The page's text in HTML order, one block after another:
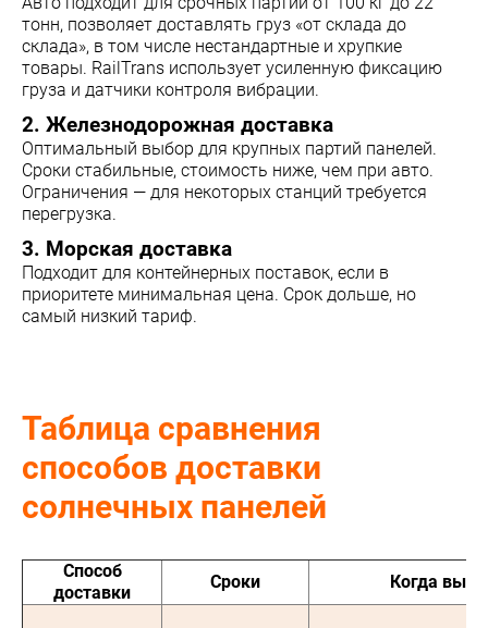
тонн, позволяет доставлять груз «от склада до
склада», в том числе нестандартные и хрупкие
товары. RailTrans использует усиленную фиксацию
груза и датчики контроля вибрации.
2. Железнодорожная доставка
Оптимальный выбор для крупных партий панелей.
Сроки стабильные, стоимость ниже, чем при авто.
Ограничения — для некоторых станций требуется
перегрузка.
3. Морская доставка
Подходит для контейнерных поставок, если в
приоритете минимальная цена. Срок дольше, но
самый низкий тариф.
Таблица сравнения
способов доставки
солнечных панелей
Способ
доставки
Сроки Когда